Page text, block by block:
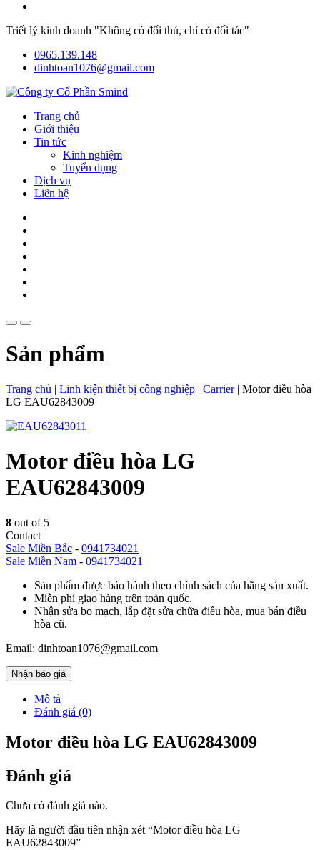
Triết lý kinh doanh "Không có đối thủ, chỉ có đối tác"
0965.139.148
dinhtoan1076@gmail.com
Trang chủ
Giới thiệu
Tin tức
Kinh nghiệm
Tuyển dụng
Dịch vụ
Liên hệ
Sản phẩm
Trang chủ | Linh kiện thiết bị công nghiệp | Carrier| Motor điều hòa
LG EAU62843009
Motor điều hòa LG
EAU62843009
8 out of 5
Contact
Sale Miền Bắc - 0941734021
Sale Miền Nam - 0941734021
Sản phẩm được bảo hành theo chính sách của hãng sản xuất.
Miễn phí giao hàng trên toàn quốc.
Nhận sửa bo mạch, lắp đặt sửa chữa điều hòa, mua bán điều
hòa cũ.
Email: dinhtoan1076@gmail.com
Nhận báo giá
Mô tả
Đánh giá (0)
Motor điều hòa LG EAU62843009
Đánh giá
Chưa có đánh giá nào.
Hãy là người đầu tiên nhận xét “Motor điều hòa LG
EAU62843009”